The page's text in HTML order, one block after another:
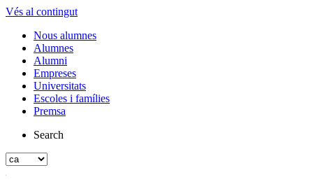
Vés al contingut
Nous alumnes
Alumnes
Alumni
Empreses
Universitats
Escoles i famílies
Premsa
Search